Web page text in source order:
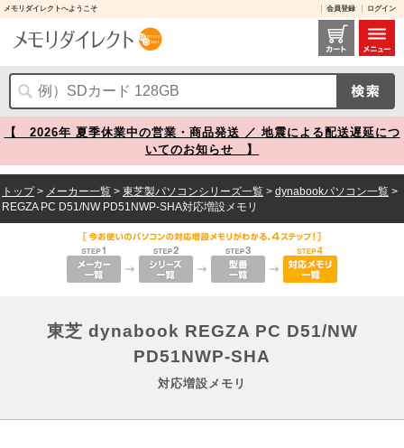
メモリダイレクトへようこそ 会員登録 ログイン
東芝 dynabook REGZA PC D51/NW PD51NWP-SHA 対応増設メモリ メモリダイレクト
【 2026年 夏季休業中の営業・商品発送 ／ 地震による配送遅延につ
いてのお知らせ 】
トップ> メーカー一覧 > 東芝製パソコンシリーズ一覧 > dynabookパソコン一覧 >
REGZA PC D51/NW PD51NWP-SHA対応増設メモリ
東芝 dynabook REGZA PC D51/NW
PD51NWP-SHA
対応増設メモリ